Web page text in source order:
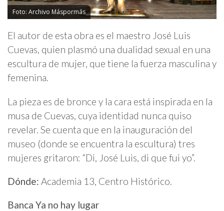
Foto: Archivo Máspormás
El autor de esta obra es el maestro José Luis
Cuevas, quien plasmó una dualidad sexual en una
escultura de mujer, que tiene la fuerza masculina y
femenina.
La pieza es de bronce y la cara está inspirada en la
musa de Cuevas, cuya identidad nunca quiso
revelar. Se cuenta que en la inauguración del
museo (donde se encuentra la escultura) tres
mujeres gritaron: “Di, José Luis, di que fui yo”.
Dónde: Academia 13, Centro Histórico.
Banca Ya no hay lugar